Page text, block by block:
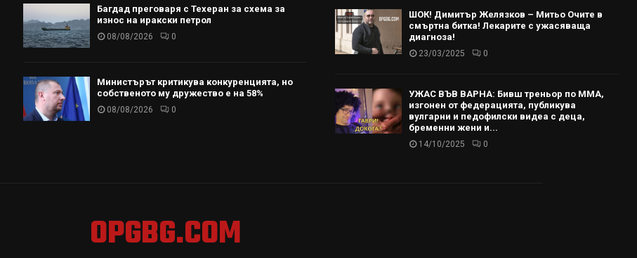
Багдад преговаря с Техеран за схема за
износ на иракски петрол
08/08/2026 0
Министърът критикува конкуренцията, но
собственото му дружество е на 58%
08/08/2026 0
ШОК! Димитър Желязков – Митьо Очите в
смъртна битка! Лекарите с ужасяваща
диагноза!
23/03/2025 0
УЖАС ВЪВ ВАРНА: Бивш треньор по ММА,
изгонен от федерацията, публикува
вулгарни и педофилски видеа с деца,
бременни жени и...
14/10/2025 0
OPGBG.COM